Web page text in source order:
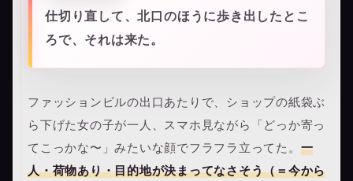
仕切り直して、北口のほうに歩き出したとこ
ろで、それは来た。
ファッションビルの出口あたりで、ショップの紙袋ぶ
ら下げた女の子が一人、スマホ見ながら「どっか寄っ
てこっかな〜」みたいな顔でフラフラ立ってた。 一
人・荷物あり・目的地が決まってなさそう（＝今から